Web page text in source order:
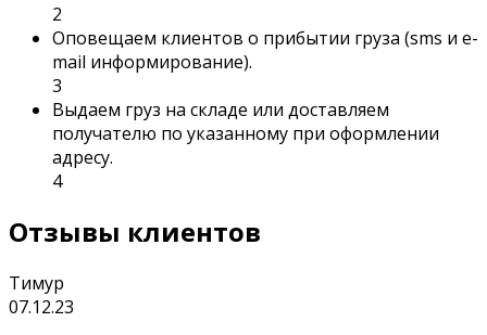
2
Оповещаем клиентов о прибытии груза (sms и e-
mail информирование).
3
Выдаем груз на складе или доставляем
получателю по указанному при оформлении
адресу.
4
Отзывы клиентов
Тимур
07.12.23